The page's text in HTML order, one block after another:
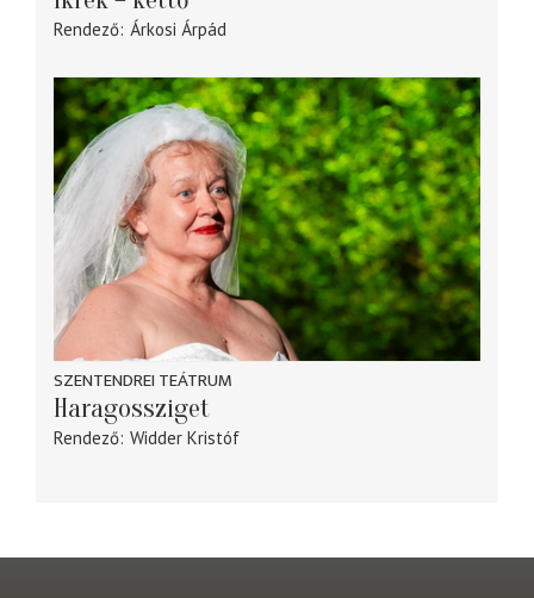
Rendező Árkosi Árpád
SZENTENDREI TEÁTRUM
Haragossziget
Rendező Widder Kristóf